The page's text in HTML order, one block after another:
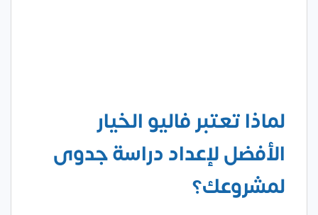
لماذا تعتبر فاليو الخيار
الأفضل لإعداد دراسة جدوى
لمشروعك؟